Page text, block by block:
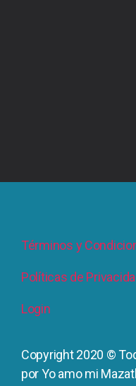
Términos y
Políticas de
Login
Copyright 2020 ©
por Yo amo mi